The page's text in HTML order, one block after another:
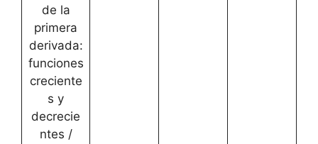
de la
primera
derivada:
funciones
creciente
s y
decrecie
ntes /